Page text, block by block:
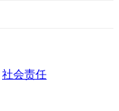
社会责任